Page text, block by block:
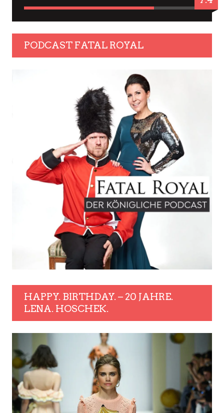
PODCAST FATAL ROYAL
HAPPY. BIRTHDAY. – 20 JAHRE.
LENA. HOSCHEK.